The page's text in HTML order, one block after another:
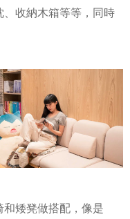
、收納木箱等等，同時
矮凳做搭配，像是